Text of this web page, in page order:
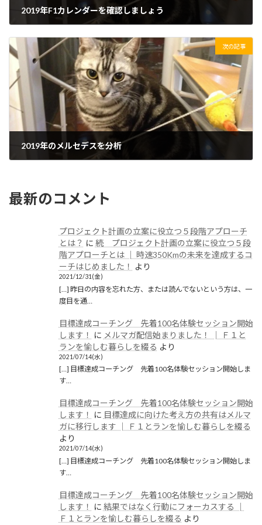
2019年F1カレンダーを確認しましょう
次の記事
2019年のメルセデスを分析
最新のコメント
プロジェクト計画の立案に役立つ５段階アプローチ
とは？ に 続 プロジェクト計画の立案に役立つ５段
階アプローチとは │ 時速350Kmの未来を達成するコ
ーチはじめました！
より
2021/12/31(金)
[…] 昨日の内容を忘れた方、または読んでないという方は、一
度目を通…
目標達成コーチング 先着100名体験セッション開始
します！
に メルマガ配信始まりました！ │ Ｆ１と
ランを愉しむ暮らしを綴る より
2021/07/14(水)
[…] 目標達成コーチング 先着100名体験セッション開始しま
す…
目標達成コーチング 先着100名体験セッション開始
します！
に 目標達成に向けた考え方の共有はメルマ
ガに移行します │ Ｆ１とランを愉しむ暮らしを綴る
より
2021/07/14(水)
[…] 目標達成コーチング 先着100名体験セッション開始しま
す…
目標達成コーチング 先着100名体験セッション開始
します！
に 結果ではなく行動にフォーカスする │
Ｆ１とランを愉しむ暮らしを綴る より